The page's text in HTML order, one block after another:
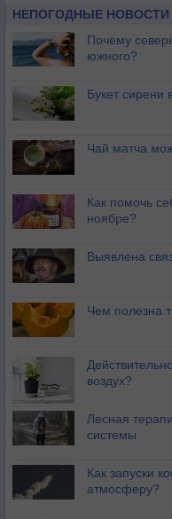
НЕПОГОДНЫЕ НОВОСТИ
Почему
южного?
Букет сирени
Чай матча
Как помочь
ноябре?
Выявлена
Чем полезна
воздух?
Лесная
системы
Как запуски
атмосферу?